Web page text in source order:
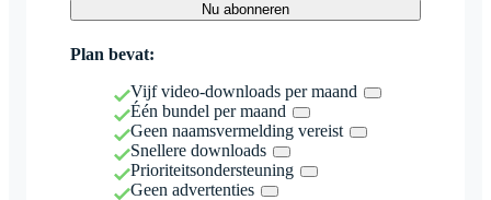
Nu abonneren
Plan bevat:
Vijf video-downloads per maand
Één bundel per maand
Geen naamsvermelding vereist
Snellere downloads
Prioriteitsondersteuning
Geen advertenties